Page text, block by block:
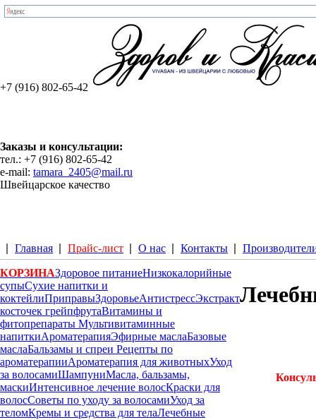
+7 (916) 802-65-42
Заказы и консультации:
тел.: +7 (916) 802-65-42
e-mail: tamara_2405@mail.ru
Швейцарское качество
Главная Прайс-лист О нас Контакты
КОРЗИНАЗдоровое питаниеНизкокалорийные
супыСухие напитки и
коктейлиПриправыЗдоровьеАнтистрессЭкстракт
косточек грейпфрутаВитамины и
фитопрепараты Мультивитаминные
напиткиАроматерапияЭфирные маслаБазовые
маслаБальзамы и спреи Рецепты по
ароматерапииАроматерапия для животныхУход
за волосамиШампуниМасла, бальзамы,
маскиИнтенсивное лечение волосКраски для
волосСоветы по уходу за волосамиУход за
теломКремы и средства для телаЛечебные